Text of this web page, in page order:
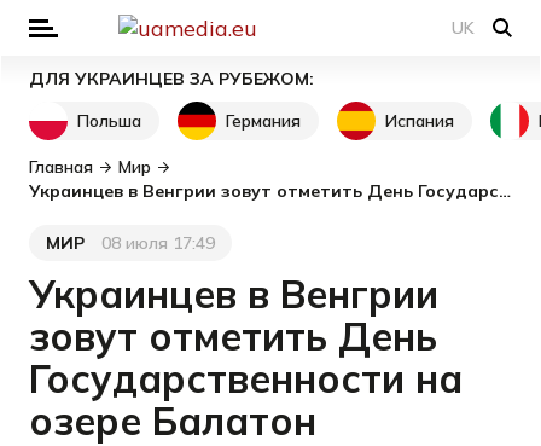
UK
ДЛЯ УКРАИНЦЕВ ЗА РУБЕЖОМ:
Польша
Германия Испания
Главная
Мир
Украинцев в Венгрии зовут отметить День Государственности на озере Балатон
Категория
МИР
Дата публикации
08 июля 17:49
Украинцев в Венгрии
зовут отметить День
Государственности на
озере Балатон